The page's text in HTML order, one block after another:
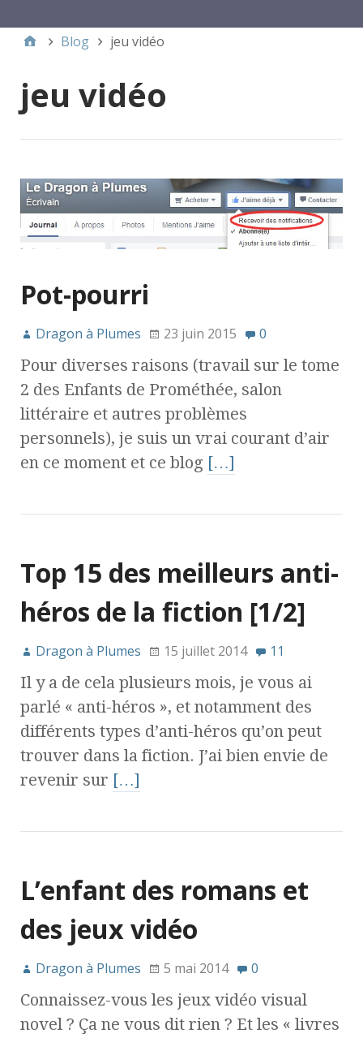
Menu 1
Blog jeu vidéo
jeu vidéo
Pot-pourri
Dragon à Plumes 23 juin 2015 0
Pour diverses raisons (travail sur le tome
2 des Enfants de Prométhée, salon
littéraire et autres problèmes
personnels), je suis un vrai courant d’air
en ce moment et ce blog […]
Top 15 des meilleurs anti-
héros de la fiction [1/2]
Dragon à Plumes 15 juillet 2014 11
Il y a de cela plusieurs mois, je vous ai
parlé « anti-héros », et notamment des
différents types d’anti-héros qu’on peut
trouver dans la fiction. J’ai bien envie de
revenir sur […]
L’enfant des romans et
des jeux vidéo
Dragon à Plumes 5 mai 2014 0
Connaissez-vous les jeux vidéo visual
novel ? Ça ne vous dit rien ? Et les « livres